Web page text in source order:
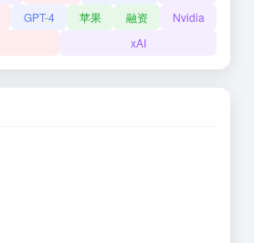
GPT-4 苹果 融资
Nvidia
xAI